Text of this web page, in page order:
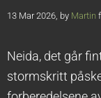
13 Mar 2026, by Martin
Neida, det går
stormskritt